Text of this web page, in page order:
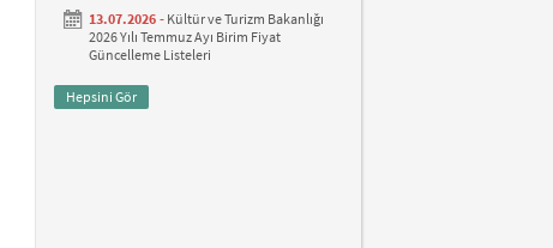
13.07.2026 - Kültür ve Turizm Bakanlığı
2026 Yılı Temmuz Ayı Birim Fiyat
Güncelleme Listeleri
Hepsini Gör